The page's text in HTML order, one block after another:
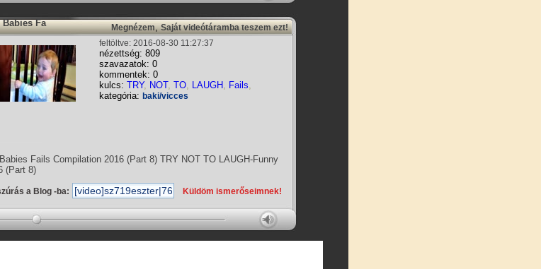
Babies Fa Megnézem,Saját videótáramba teszem ezt!
feltöltve: 2016-08-30 11:27:37
nézettség: 809
szavazatok: 0
kommentek: 0
kulcs: TRY, NOT, TO, LAUGH , Fails,
kategória: baki/vicces
Fails Compilation 2016 (Part 8) TRY NOT TO LAUGH-Funny
(Part 8)
a Blog -ba: Küldöm ismerőseimnek!